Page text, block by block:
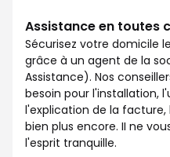
Assistance en toutes
Sécurisez votre domicile
grâce à un agent de la
Assistance). Nos
besoin pour l'installation,
l'explication de la
bien plus encore. II ne
l'esprit tranquille.